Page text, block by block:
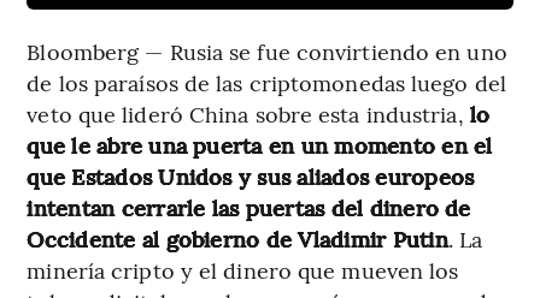
Bloomberg — Rusia se fue convirtiendo en uno
de los paraísos de las criptomonedas luego del
veto que lideró China sobre esta industria, lo
que le abre una puerta en un momento en el
que Estados Unidos y sus aliados europeos
intentan cerrarle las puertas del dinero de
Occidente al gobierno de Vladimir Putin. La
minería cripto y el dinero que mueven los